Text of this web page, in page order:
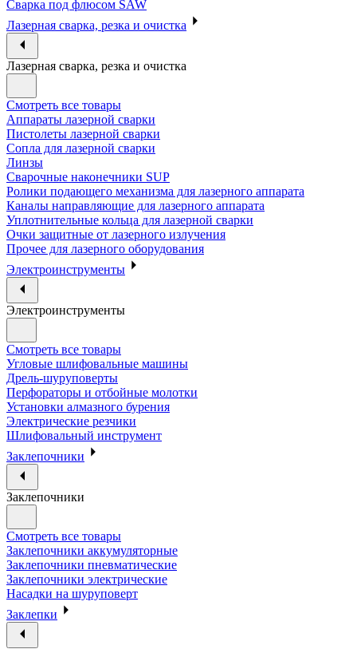
Сварка под флюсом SAW
Лазерная сварка, резка и очистка
Лазерная сварка, резка и очистка
Смотреть все товары
Аппараты лазерной сварки
Пистолеты лазерной сварки
Сопла для лазерной сварки
Линзы
Сварочные наконечники SUP
Ролики подающего механизма для лазерного аппарата
Каналы направляющие для лазерного аппарата
Уплотнительные кольца для лазерной сварки
Очки защитные от лазерного излучения
Прочее для лазерного оборудования
Электроинструменты
Электроинструменты
Смотреть все товары
Угловые шлифовальные машины
Дрель-шуруповерты
Перфораторы и отбойные молотки
Установки алмазного бурения
Электрические резчики
Шлифовальный инструмент
Заклепочники
Заклепочники
Смотреть все товары
Заклепочники аккумуляторные
Заклепочники пневматические
Заклепочники электрические
Насадки на шуруповерт
Заклепки